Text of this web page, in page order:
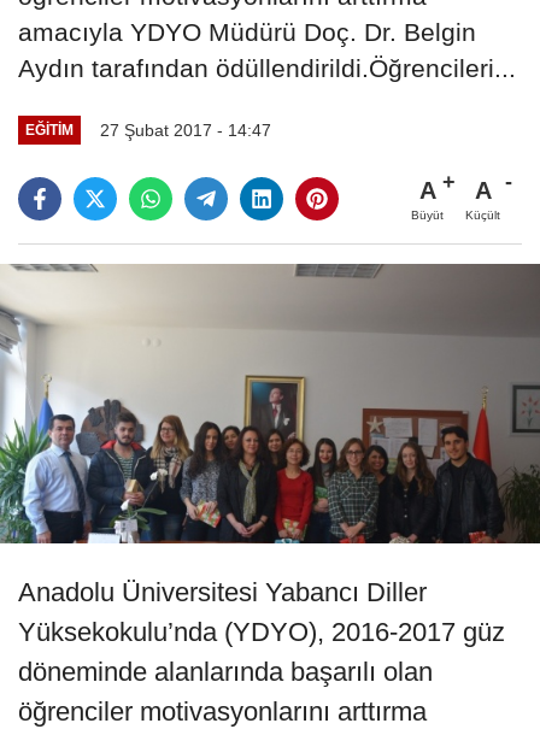
amacıyla YDYO Müdürü Doç. Dr. Belgin
Aydın tarafından ödüllendirildi.Öğrencileri...
EĞITIM 27 Şubat 2017 - 14:47
A
Büyüt
A
Küçült
Anadolu Üniversitesi Yabancı Diller
Yüksekokulu’nda (YDYO), 2016-2017 güz
döneminde alanlarında başarılı olan
öğrenciler motivasyonlarını arttırma